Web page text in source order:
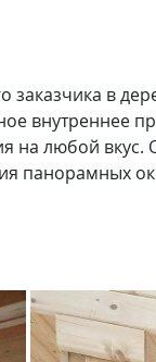
заказчика в
на любой
панорамных